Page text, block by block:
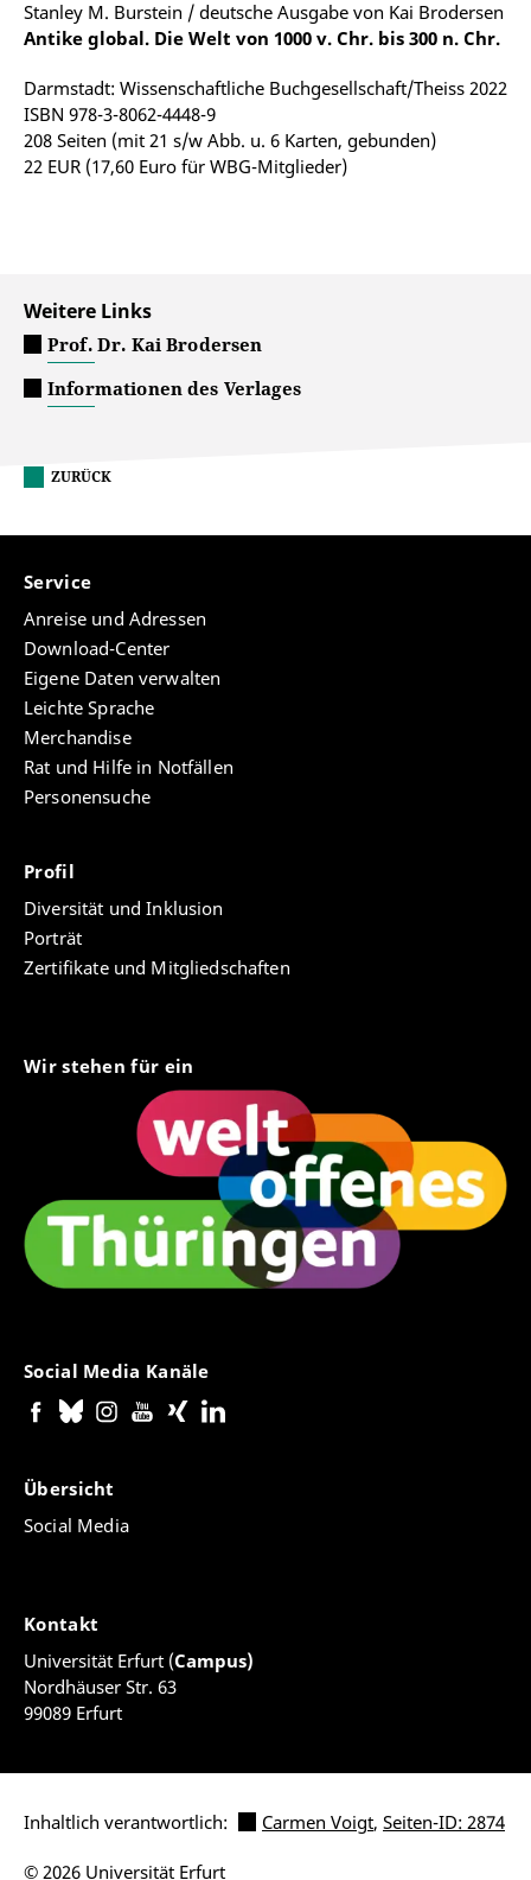
Stanley M. Burstein / deutsche Ausgabe von Kai Brodersen
Antike global. Die Welt von 1000 v. Chr. bis 300 n. Chr.
Darmstadt: Wissenschaftliche Buchgesellschaft/Theiss 2022
ISBN 978-3-8062-4448-9
208 Seiten (mit 21 s/w Abb. u. 6 Karten, gebunden)
22 EUR (17,60 Euro für WBG-Mitglieder)
Weitere Links
Prof. Dr. Kai Brodersen
Informationen des Verlages
ZURÜCK
Service
Anreise und Adressen
Download-Center
Eigene Daten verwalten
Leichte Sprache
Merchandise
Rat und Hilfe in Notfällen
Personensuche
Profil
Diversität und Inklusion
Porträt
Zertifikate und Mitgliedschaften
Wir stehen für ein
Social Media Kanäle
Übersicht
Social Media
Kontakt
Universität Erfurt (Campus)
Nordhäuser Str. 63
99089 Erfurt
Inhaltlich verantwortlich: Carmen Voigt, Seiten-ID: 2874
© 2026 Universität Erfurt